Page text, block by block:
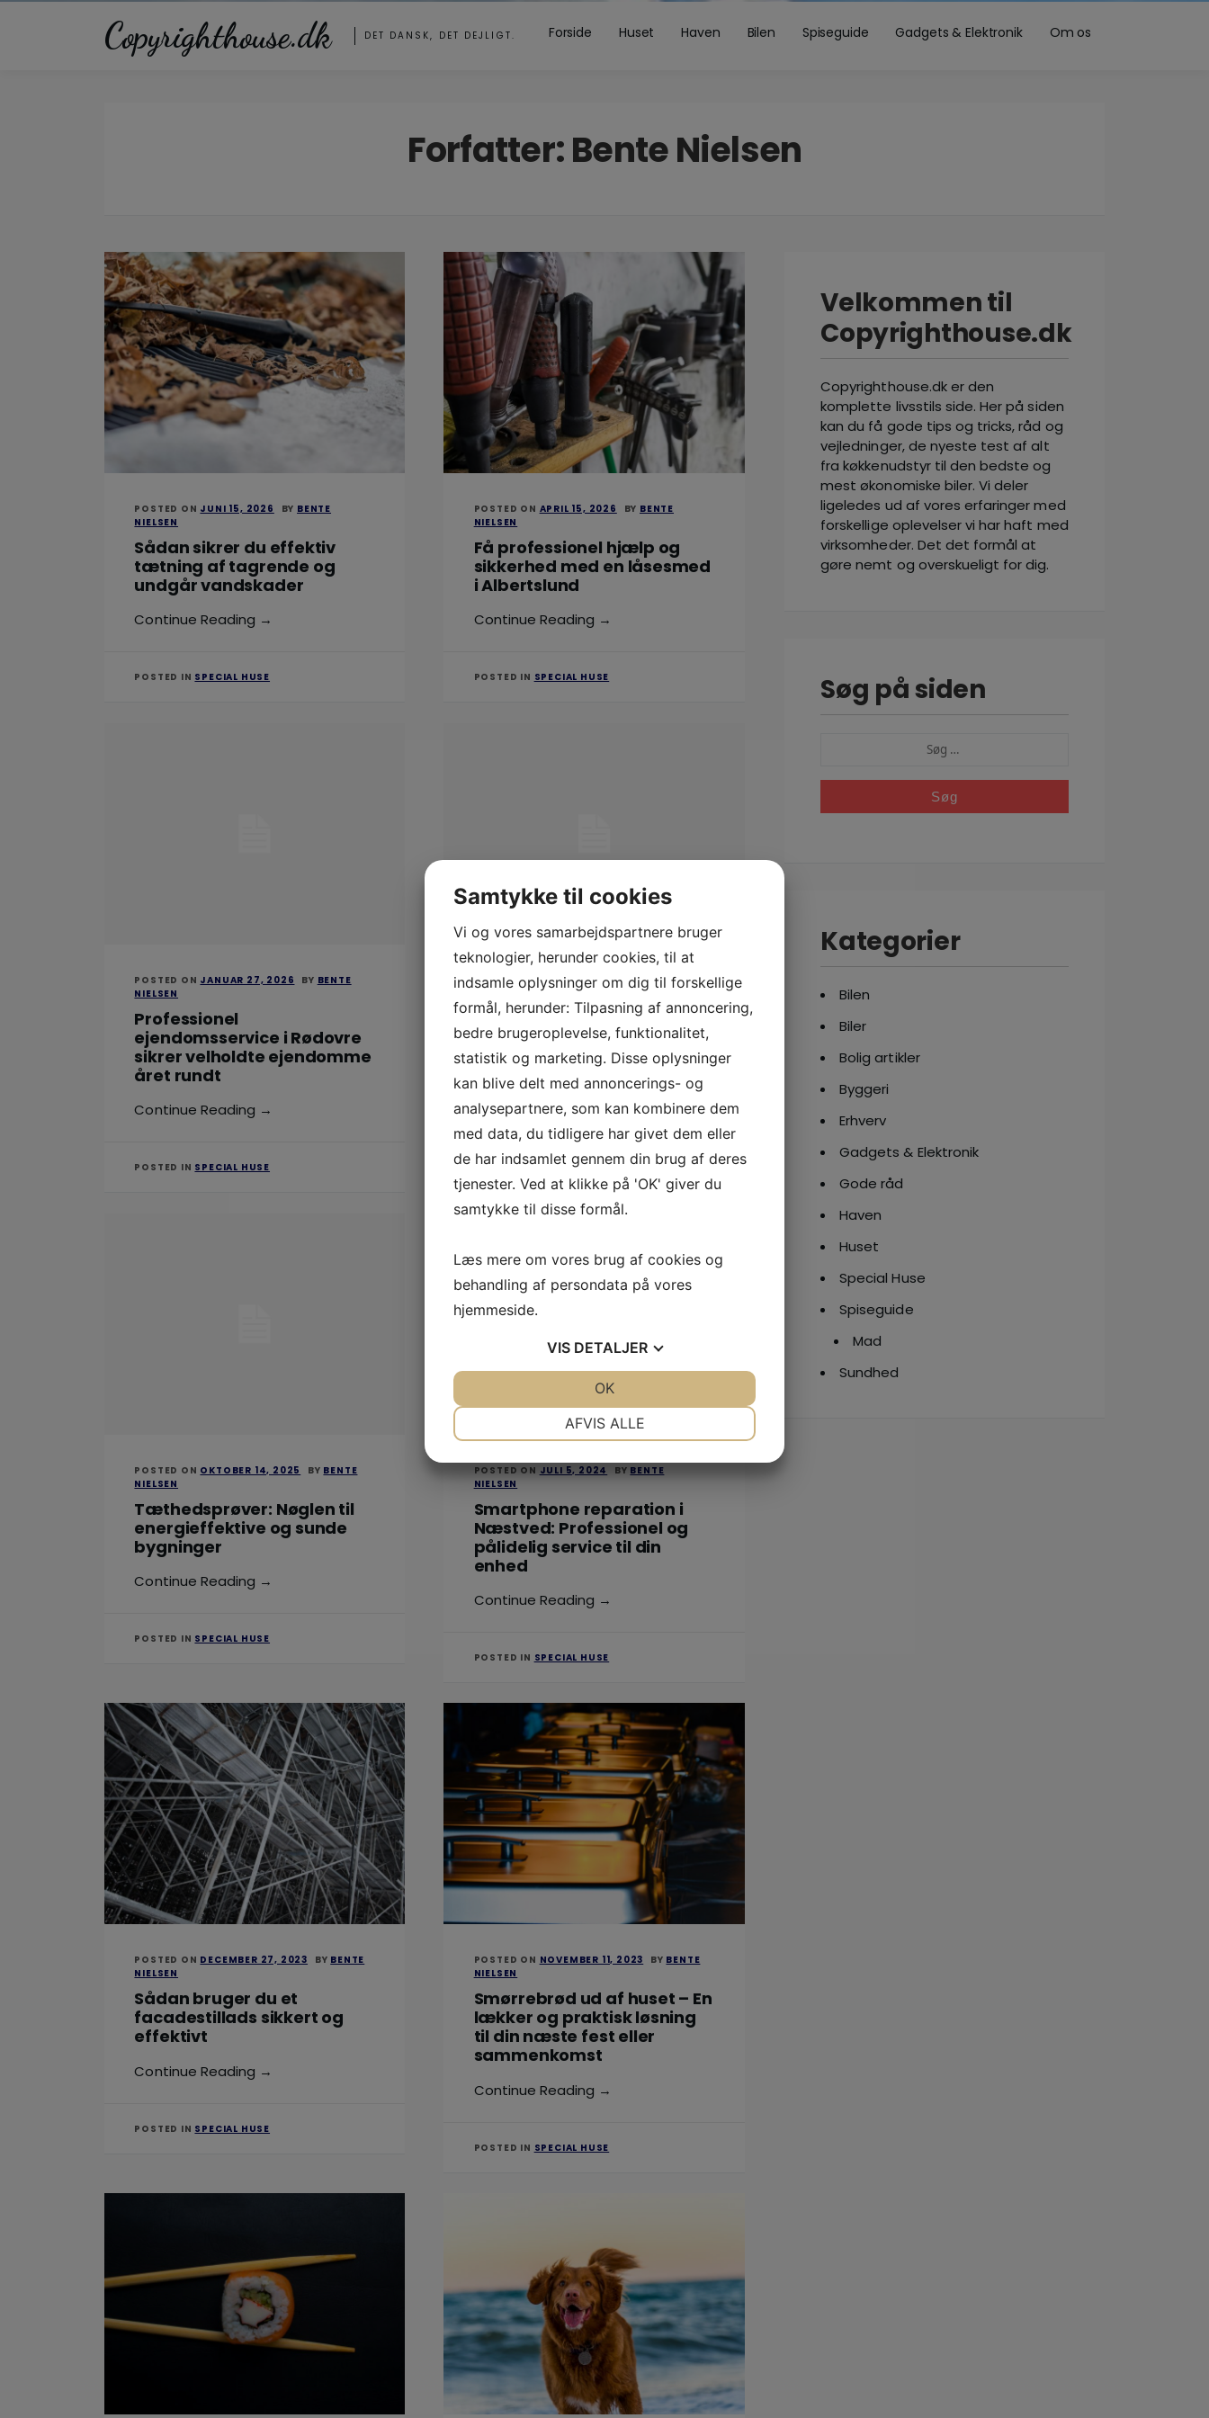
Copyrighthouse.dk DET DANSK, DET DEJLIGT. Forside Huset Haven Bilen Spiseguide Gadgets & Elektronik Om os
Forfatter:Bente Nielsen
POSTED ON JUNI 15, 2026 BY BENTE
NIELSEN
Sådan sikrer du effektiv
tætning af tagrende og
undgår vandskader
Continue Reading →
POSTED IN SPECIAL HUSE
POSTED ON APRIL 15, 2026 BY BENTE
NIELSEN
Få professionel hjælp og
sikkerhed med en låsesmed
i Albertslund
Continue Reading →
POSTED IN SPECIAL HUSE
POSTED ON JANUAR 27, 2026 BY BENTE
NIELSEN
Professionel
ejendomsservice i Rødovre
sikrer velholdte ejendomme
året rundt
Continue Reading →
POSTED IN SPECIAL HUSE
POSTED ONNOVEMBER 14, 2025 BY BENTE
Find den rette tømrer i
Kolding til dit byggeprojekt
Continue Reading →
POSTED INSPECIAL HUSE
POSTED ON OKTOBER 14, 2025 BY BENTE
NIELSEN
Tæthedsprøver: Nøglen til
energieffektive og sunde
bygninger
Continue Reading →
POSTED IN SPECIAL HUSE
POSTED ON JULI 5, 2024 BY BENTE
NIELSEN
Smartphone reparation i
Næstved: Professionel og
pålidelig service til din
enhed
Continue Reading →
POSTED IN SPECIAL HUSE
POSTED ON DECEMBER 27, 2023 BY BENTE
NIELSEN
Sådan bruger du et
facadestillads sikkert og
effektivt
Continue Reading →
POSTED IN SPECIAL HUSE
POSTED ON NOVEMBER 11, 2023 BY BENTE
NIELSEN
Smørrebrød ud af huset – En
lækker og praktisk løsning
til din næste fest eller
sammenkomst
Continue Reading →
POSTED IN SPECIAL HUSE
Velkommen til
Copyrighthouse.dk
Copyrighthouse.dk er den
komplette livsstils side. Her på siden
kan du få gode tips og tricks, råd og
vejledninger, de nyeste test af alt
fra køkkenudstyr til den bedste og
mest økonomiske biler. Vi deler
ligeledes ud af vores erfaringer med
forskellige oplevelser vi har haft med
virksomheder. Det det formål at
gøre nemt og overskueligt for dig.
Søg på siden
Kategorier
Bilen
Biler
Bolig artikler
Byggeri
Erhverv
Gadgets & Elektronik
Gode råd
Haven
Huset
Special Huse
Spiseguide
Mad
Sundhed
Samtykke til cookies
Vi og vores samarbejdspartnere bruger
teknologier, herunder cookies, til at
indsamle oplysninger om dig til forskellige
formål, herunder: Tilpasning af annoncering,
bedre brugeroplevelse, funktionalitet,
statistik og marketing. Disse oplysninger
kan blive delt med annoncerings- og
analysepartnere, som kan kombinere dem
med data, du tidligere har givet dem eller
de har indsamlet gennem din brug af deres
tjenester. Ved at klikke på 'OK' giver du
samtykke til disse formål.
Læs mere om vores brug af cookies og
behandling af persondata på vores
hjemmeside.
VIS DETALJER
MARKETING STATISTIK
AFVIS ALLE
OK